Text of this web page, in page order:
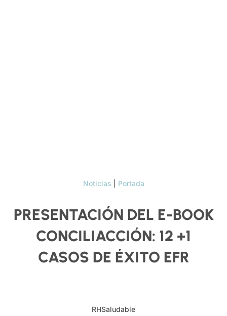
Noticias Portada
PRESENTACIÓN DEL E-BOOK
CONCILIACCIÓN: 12 +1
CASOS DE ÉXITO EFR
RHSaludable